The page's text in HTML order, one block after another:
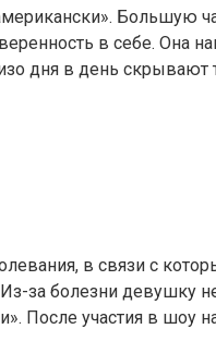
Большую
в себе. Она
дня в день скрывают
в связи с
за болезни девушку
участия в шоу